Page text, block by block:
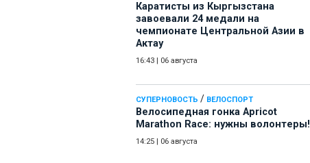
Каратисты из Кыргызстана
завоевали 24 медали на
чемпионате Центральной Азии в
Актау
16:43 06 августа
СУПЕРНОВОСТЬ / ВЕЛОСПОРТ
Велосипедная гонка Apricot
Marathon Race: нужны волонтеры!
14:25 06 августа